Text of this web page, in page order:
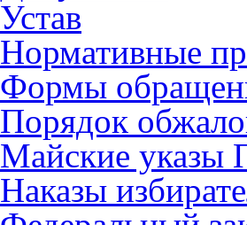
Устав
Нормативные
Формы
Порядок
Майские указы
Наказы